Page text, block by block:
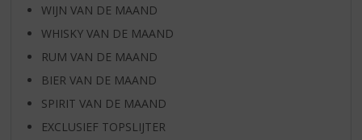
WIJN VAN DE MAAND
WHISKY VAN DE MAAND
RUM VAN DE MAAND
BIER VAN DE MAAND
SPIRIT VAN DE MAAND
EXCLUSIEF TOPSLIJTER